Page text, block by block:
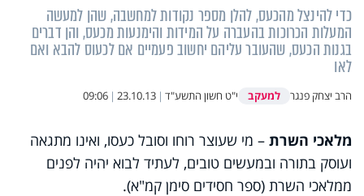
כדי להינצל מהכעס, להלן מספר נקודות למחשבה, שהן למעשה
המעלות הכרוכות בהעברה על המידות והימנעות מכעס, והן דברים
בגנות הכעס, שהעובר עליהם יחשוב פעמיים אם לכעוס להבא ואם
לאו
הרב יצחק פנגר למעקב י"ט חשון התשע"ד |
23.10.13
|
09:06
מלאכי השרת – מי שעוצר רוחו וסובל כעסו, ואינו מתגאה
ועוסק בתורה ובמעשים טובים, לעתיד לבוא יהיה לפנים
ממלאכי השרת (ספר חסידים סימן קמ"א).